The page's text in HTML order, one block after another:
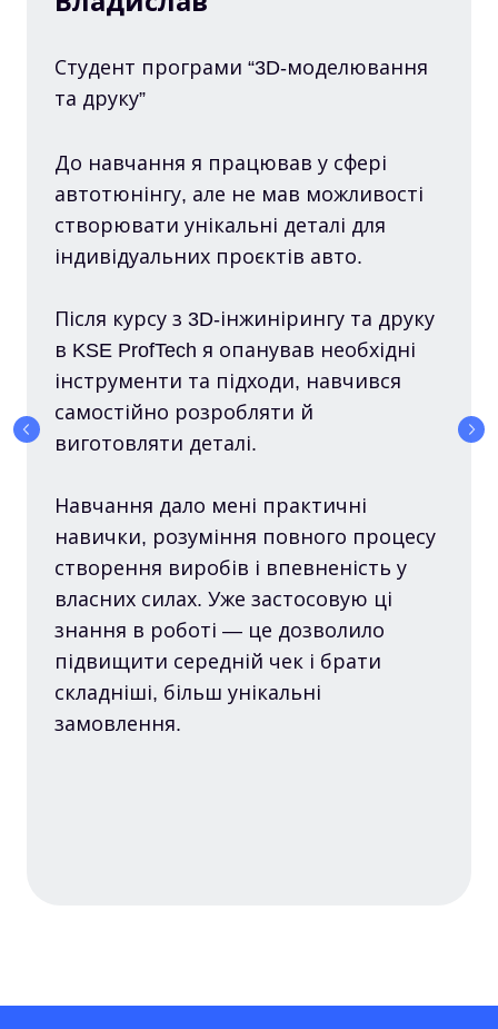
Студент програми “3D-моделювання
та друку”
До навчання я працював у сфері
автотюнінгу, але не мав можливості
створювати унікальні деталі для
індивідуальних проєктів авто.
Після курсу з 3D-інжинірингу та друку
в KSE ProfTech я опанував необхідні
інструменти та підходи, навчився
самостійно розробляти й
виготовляти деталі.
Навчання дало мені практичні
навички, розуміння повного процесу
створення виробів і впевненість у
власних силах. Уже застосовую ці
знання в роботі — це дозволило
підвищити середній чек і брати
складніші, більш унікальні
замовлення.